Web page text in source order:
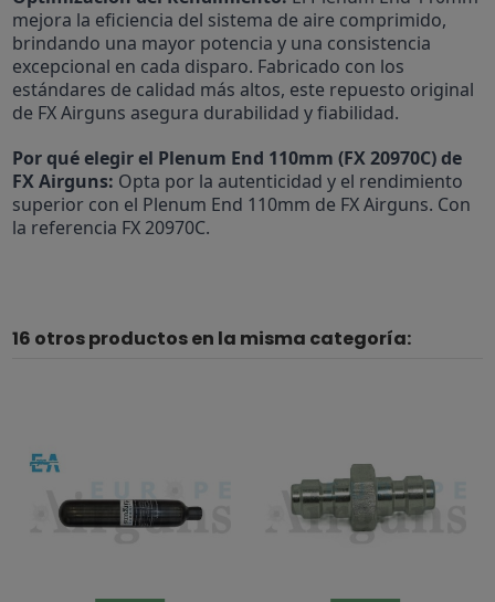
mejora la eficiencia del sistema de aire comprimido,
brindando una mayor potencia y una consistencia
excepcional en cada disparo. Fabricado con los
estándares de calidad más altos, este repuesto original
de FX Airguns asegura durabilidad y fiabilidad.
Por qué elegir el Plenum End 110mm (FX 20970C) de
FX Airguns: Opta por la autenticidad y el rendimiento
superior con el Plenum End 110mm de FX Airguns. Con
la referencia FX 20970C.
16 otros productos en la misma categoría: